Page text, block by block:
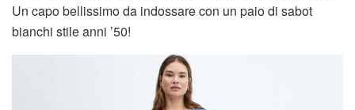
Un capo bellissimo da indossare con un paio di sabot
bianchi stile anni ’50!